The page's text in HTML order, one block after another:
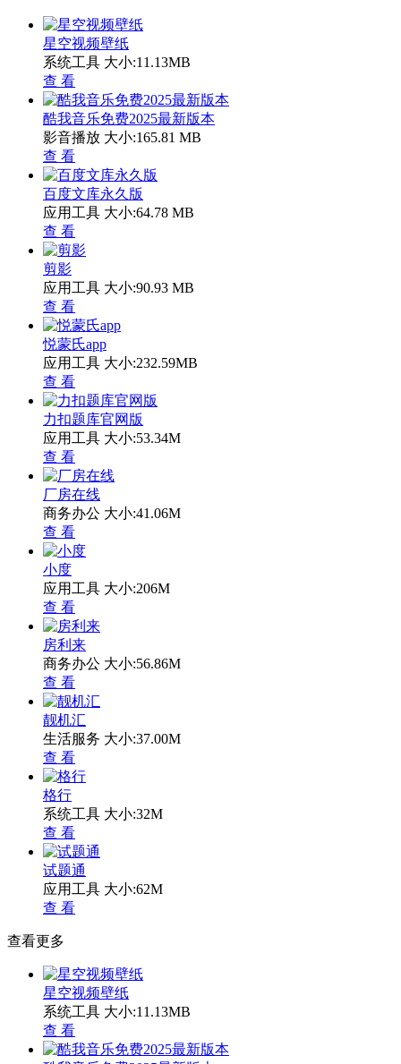
星空视频壁纸
系统工具 大小:11.13MB
查 看
酷我音乐免费2025最新版本
影音播放 大小:165.81 MB
查 看
百度文库永久版
应用工具 大小:64.78 MB
查 看
剪影
应用工具 大小:90.93 MB
查 看
悦蒙氏app
应用工具 大小:232.59MB
查 看
力扣题库官网版
应用工具 大小:53.34M
查 看
厂房在线
商务办公 大小:41.06M
查 看
小度
应用工具 大小:206M
查 看
房利来
商务办公 大小:56.86M
查 看
靓机汇
生活服务 大小:37.00M
查 看
格行
系统工具 大小:32M
查 看
试题通
应用工具 大小:62M
查 看
查看更多
星空视频壁纸
系统工具 大小:11.13MB
查 看